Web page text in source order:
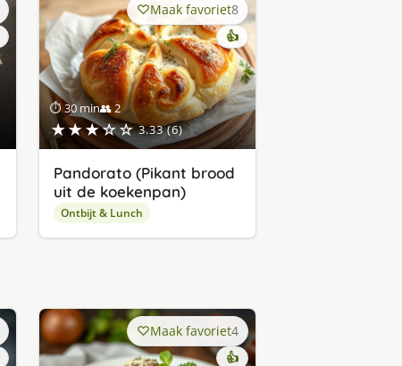
⏱ 30 min👥 2
★★★☆☆ 3.33 (6)
Maak favoriet8
👍
Pandorato (Pikant brood
uit de koekenpan)
Ontbijt & Lunch
Maak favoriet4
👍